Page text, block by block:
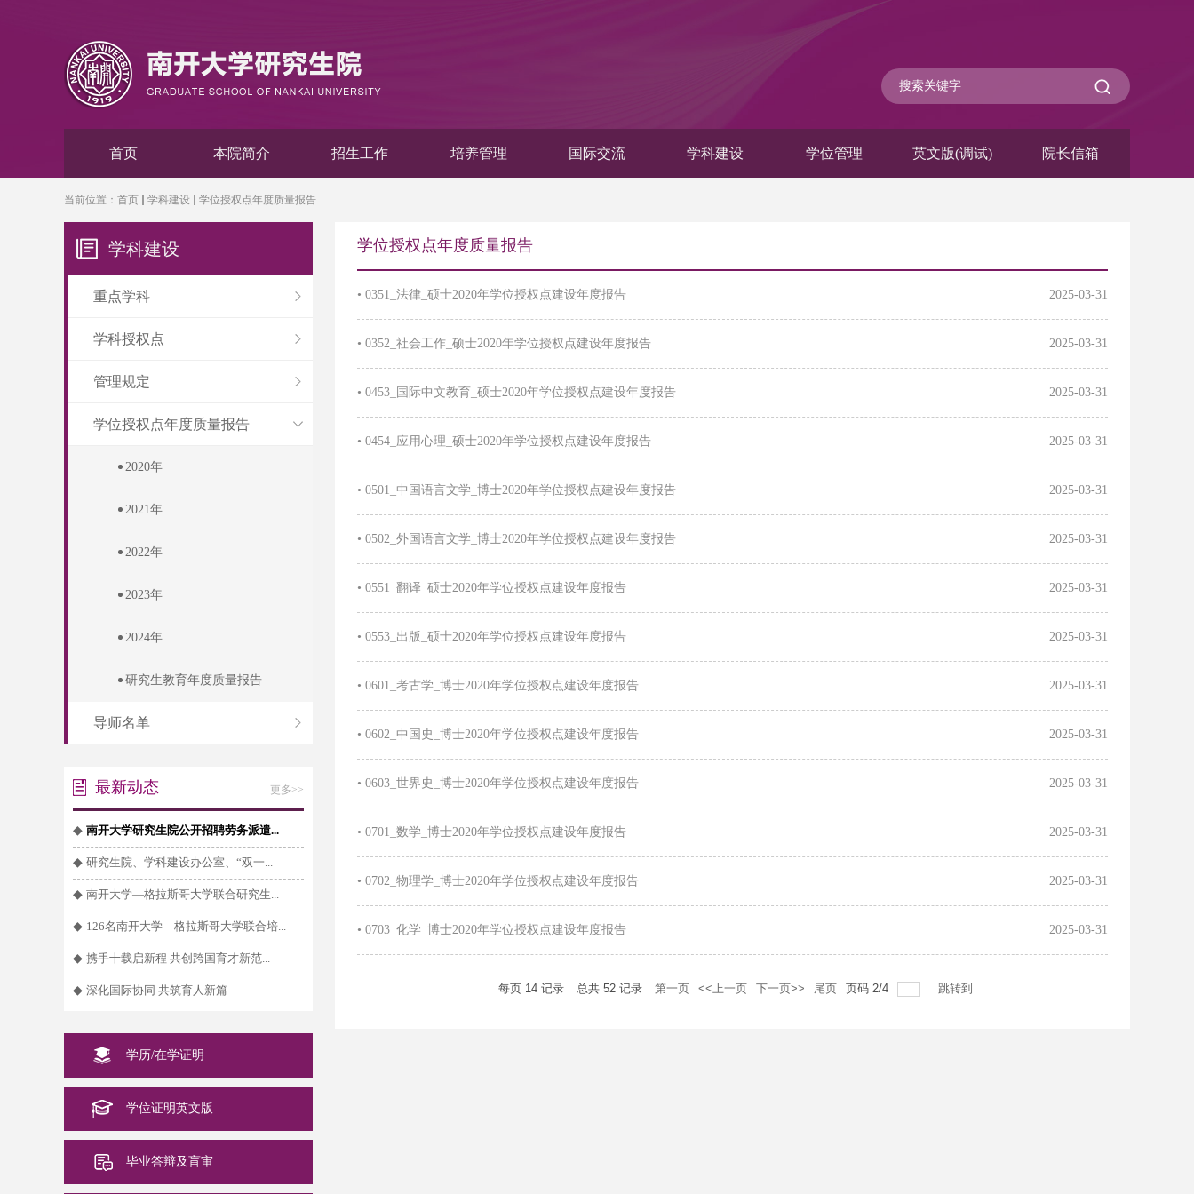
首页 本院简介 招生工作 培养管理 国际交流 学科建设 学位管理 英文版(调试) 院长信箱
当前位置： 首页 学科建设 学位授权点年度质量报告
学科建设
重点学科
学科授权点
管理规定
学位授权点年度质量报告
2020年
2021年
2022年
2023年
2024年
研究生教育年度质量报告
导师名单
最新动态 更多>>
◆ 南开大学研究生院公开招聘劳务派遣...
◆ 研究生院、学科建设办公室、“双一...
◆ 南开大学—格拉斯哥大学联合研究生...
◆ 126名南开大学—格拉斯哥大学联合培...
◆ 携手十载启新程 共创跨国育才新范...
◆ 深化国际协同 共筑育人新篇
学历/在学证明
学位证明英文版
毕业答辩及盲审
学位授权点年度质量报告
• 0351_法律_硕士2020年学位授权点建设年度报告 2025-03-31
• 0352_社会工作_硕士2020年学位授权点建设年度报告 2025-03-31
• 0453_国际中文教育_硕士2020年学位授权点建设年度报告 2025-03-31
• 0454_应用心理_硕士2020年学位授权点建设年度报告 2025-03-31
• 0501_中国语言文学_博士2020年学位授权点建设年度报告 2025-03-31
• 0502_外国语言文学_博士2020年学位授权点建设年度报告 2025-03-31
• 0551_翻译_硕士2020年学位授权点建设年度报告 2025-03-31
• 0553_出版_硕士2020年学位授权点建设年度报告 2025-03-31
• 0601_考古学_博士2020年学位授权点建设年度报告 2025-03-31
• 0602_中国史_博士2020年学位授权点建设年度报告 2025-03-31
• 0603_世界史_博士2020年学位授权点建设年度报告 2025-03-31
• 0701_数学_博士2020年学位授权点建设年度报告 2025-03-31
• 0702_物理学_博士2020年学位授权点建设年度报告 2025-03-31
• 0703_化学_博士2020年学位授权点建设年度报告 2025-03-31
每页 14记录 总共 52记录 第一页 <<上一页 下一页>> 尾页 页码 2/4 跳转到